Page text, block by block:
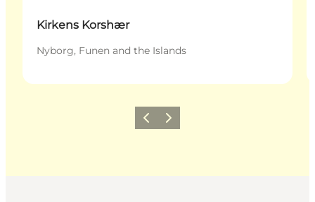
Kirkens Korshær
Nyborg, Funen and the Islands
PrécédentSuivant